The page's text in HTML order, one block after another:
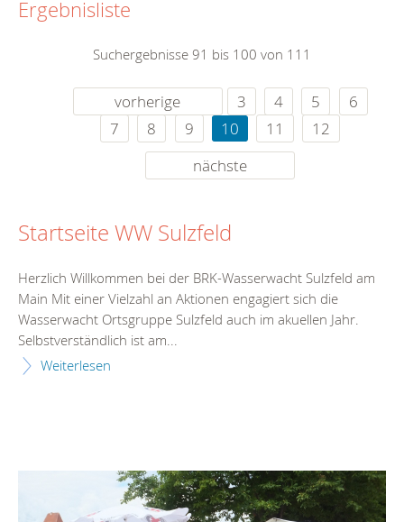
Ergebnisliste
Suchergebnisse 91 bis 100 von 111
vorherige 3 4 5
6
7
8 9 10 11
12
nächste
Startseite WW Sulzfeld
Herzlich Willkommen bei der BRK-Wasserwacht Sulzfeld am
Main Mit einer Vielzahl an Aktionen engagiert sich die
Wasserwacht Ortsgruppe Sulzfeld auch im akuellen Jahr.
Selbstverständlich ist am...
Weiterlesen